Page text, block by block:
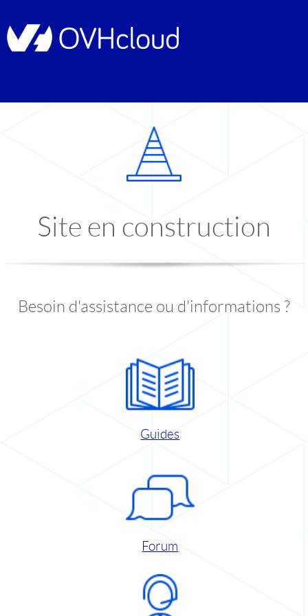
Site en construction
Besoin d'assistance ou d'informations ?
Guides
Forum